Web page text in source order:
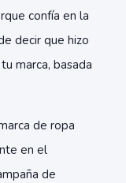
confía en la
decir que hizo
marca, basada
de ropa
en el
de